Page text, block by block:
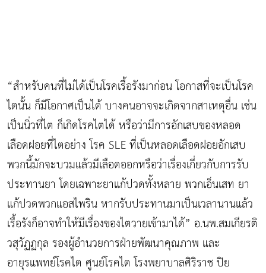
“สำหรับคนที่ไม่ได้เป็นโรคเรื้อรังมาก่อน โอกาสที่จะเป็นโรค
ไตนั้น ก็มีโอกาศเป็นได้ บางคนอาจจะเกิดจากสาเหตุอื่น เช่น
เป็นนิ่วที่ไต ก็เกิดโรคไตได้ หรือว่ามีการอักเสบของหลอด
เลือดฝอยที่ไตอย่าง โรค SLE ที่เป็นหลอดเลือดฝอยอักเสบ
พวกนี้มักจะบวมแล้วมีเลือดออกหรือว่าเรื่องเกี่ยวกับการรับ
ประทานยา โดยเฉพาะยาแก้ปวดทั้งหลาย พวกเอ็นเสท ยา
แก้ปวดพวกแอสไพริน หากรับประทานมาเป็นเวลานานแล้ว
เรื้อรังก็อาจทำให้มีเรื่องของไตวายเข้ามาได้” อ.นพ.สมเกียรติ
วสุวัฏฏกุล รองผู้อำนวยการฝ่ายพัฒนาคุณภาพ และ
อายุรแพทย์โรคไต ศูนย์โรคไต โรงพยาบาลศิริราช ปิย